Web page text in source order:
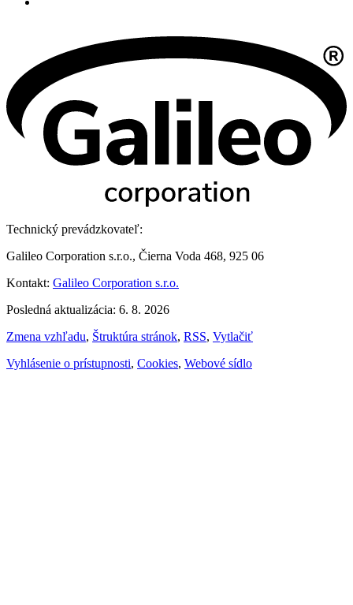
Technický prevádzkovateľ:
Galileo Corporation s.r.o., Čierna Voda 468, 925 06
Kontakt: Galileo Corporation s.r.o.
Posledná aktualizácia: 6. 8. 2026
Zmena vzhľadu, Štruktúra stránok, RSS, Vytlačiť
Vyhlásenie o prístupnosti, Cookies, Webové sídlo